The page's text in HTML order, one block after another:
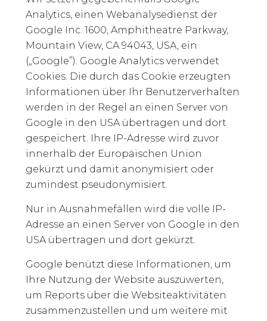
Analytics, einen Webanalysedienst der
Google Inc. 1600, Amphitheatre Parkway,
Mountain View, CA 94043, USA, ein
(„Google”). Google Analytics verwendet
Cookies. Die durch das Cookie erzeugten
Informationen über Ihr Benutzerverhalten
werden in der Regel an einen Server von
Google in den USA übertragen und dort
gespeichert. Ihre IP-Adresse wird zuvor
innerhalb der Europäischen Union
gekürzt und damit anonymisiert oder
zumindest pseudonymisiert.
Nur in Ausnahmefällen wird die volle IP-
Adresse an einen Server von Google in den
USA übertragen und dort gekürzt.
Google benützt diese Informationen, um
Ihre Nutzung der Website auszuwerten,
um Reports über die Websiteaktivitäten
zusammenzustellen und um weitere mit